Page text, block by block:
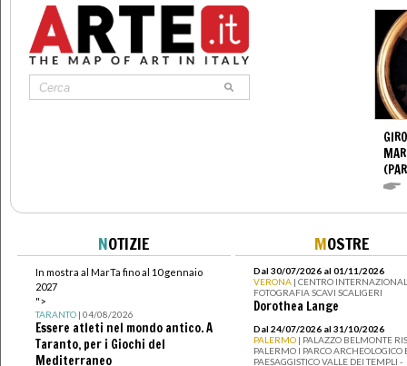
NOTIZIE
In mostra al MarTa fino al 10 gennaio
2027
">
TARANTO| 04/08/2026
Essere atleti nel mondo antico. A
Taranto, per i Giochi del
Mediterraneo
MOSTRE
Dal 30/07/2026 al 01/11/2026
VERONA | CENTRO
FOTOGRAFIA SCAVI SCALIGERI
Dorothea Lange
Dal 24/07/2026 al 31/10/2026
PALERMO | PALAZZO BELMONTE
PALERMO I PARCO ARCHEOLOGICO
PAESAGGISTICO VALLE DEI TEMPLI -